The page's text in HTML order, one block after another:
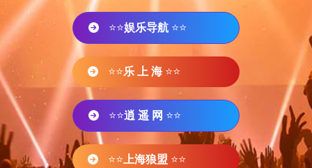
⭐⭐娱乐导航 ⭐⭐
⭐⭐乐 上 海 ⭐⭐
⭐⭐逍 遥 网 ⭐⭐
⭐⭐ 上海狼盟 ⭐⭐